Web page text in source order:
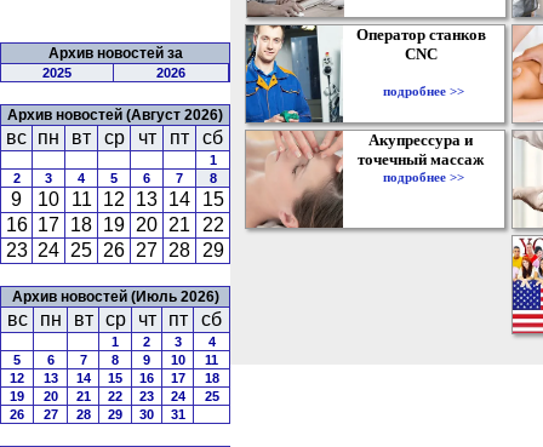
Архив новостей за
2025 2026
Архив новостей (Август 2026)
вс пн вт ср чт пт сб
1
2
3 4 5 6 7 8
9 10 11 12 13 14
15
16 17 18 19 20 21
22
23 24 25 26 27 28 29
Архив новостей (Июль 2026)
вс пн вт ср чт пт сб
1 2 3
4
5
6 7 8 9 10
11
12
13 14 15 16 17
18
19
20 21 22 23 24
25
26
27 28 29 30 31
Оператор станков
CNC
подробнее >>
Акупрессура и
точечный массаж
подробнее >>